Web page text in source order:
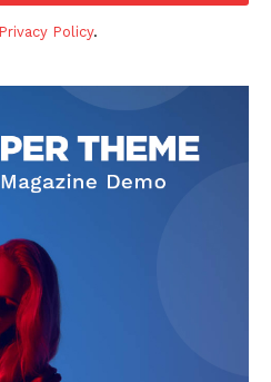
Privacy Policy.